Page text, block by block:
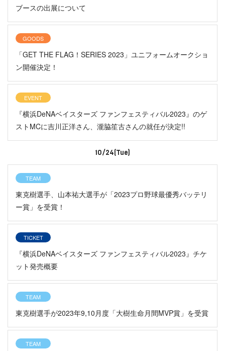
ブースの出展について
GOODS
「GET THE FLAG！SERIES 2023」ユニフォームオークショ
ン開催決定！
EVENT
『横浜DeNAベイスターズ ファンフェスティバル2023』のゲ
ストMCに吉川正洋さん、瀧脇笙古さんの就任が決定!!
10/24(Tue)
TEAM
東克樹選手、山本祐大選手が「2023プロ野球最優秀バッテリ
ー賞」を受賞！
TICKET
『横浜DeNAベイスターズ ファンフェスティバル2023』チケ
ット発売概要
TEAM
東克樹選手が2023年9,10月度「大樹生命月間MVP賞」を受賞
TEAM